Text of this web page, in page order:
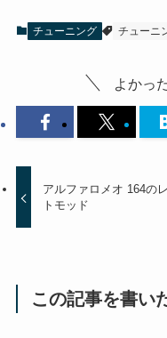
チューニング チューニ
よかっ
アルファロメオ 164の
トモッド
この記事を書い